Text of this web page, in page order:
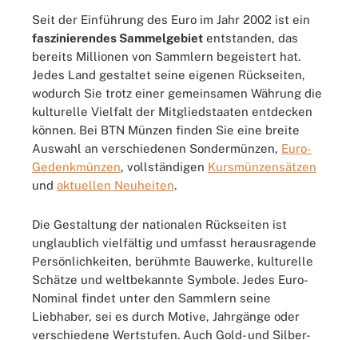
Seit der Einführung des Euro im Jahr 2002 ist ein
faszinierendes Sammelgebiet entstanden, das
bereits Millionen von Sammlern begeistert hat.
Jedes Land gestaltet seine eigenen Rückseiten,
wodurch Sie trotz einer gemeinsamen Währung die
kulturelle Vielfalt der Mitgliedstaaten entdecken
können. Bei BTN Münzen finden Sie eine breite
Auswahl an verschiedenen Sondermünzen, Euro-
Gedenkmünzen, vollständigen Kursmünzensätzen
und aktuellen Neuheiten.
Die Gestaltung der nationalen Rückseiten ist
unglaublich vielfältig und umfasst herausragende
Persönlichkeiten, berühmte Bauwerke, kulturelle
Schätze und weltbekannte Symbole. Jedes Euro-
Nominal findet unter den Sammlern seine
Liebhaber, sei es durch Motive, Jahrgänge oder
verschiedene Wertstufen. Auch Gold- und Silber-